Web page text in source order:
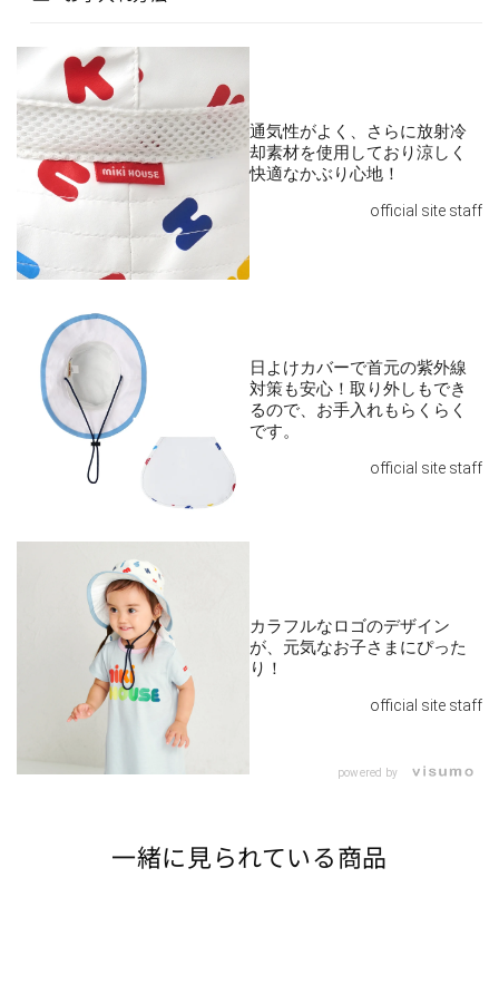
通気性がよく、さらに放射冷
却素材を使用しており涼しく
快適なかぶり心地！
official site staff
日よけカバーで首元の紫外線
対策も安心！取り外しもでき
るので、お手入れもらくらく
です。
official site staff
カラフルなロゴのデザイン
が、元気なお子さまにぴった
り！
official site staff
powered by
一緒に見られている商品